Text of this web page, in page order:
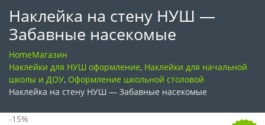
Наклейка на стену НУШ —
Забавные насекомые
HomeМагазин
Наклейки для НУШ оформление, Наклейки для начальной
школы и ДОУ, Оформление школьной столовой
Наклейка на стену НУШ — Забавные насекомые
-15%